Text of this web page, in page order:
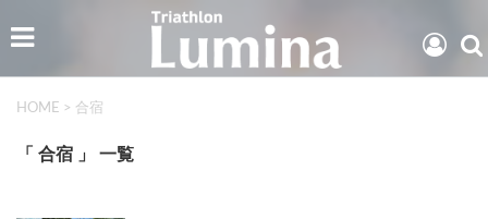
HOME > 合宿
「 合宿 」 一覧